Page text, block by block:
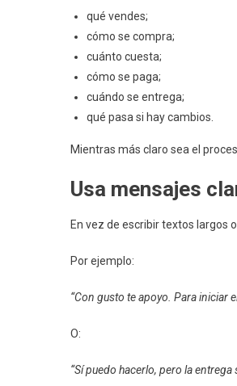
qué vendes;
cómo se compra;
cuánto cuesta;
cómo se paga;
cuándo se entrega;
qué pasa si hay cambios.
Mientras más claro sea el
Usa mensajes
En vez de escribir textos largos
Por ejemplo:
“Con gusto te apoyo. Para iniciar
O:
“Sí puedo hacerlo, pero la